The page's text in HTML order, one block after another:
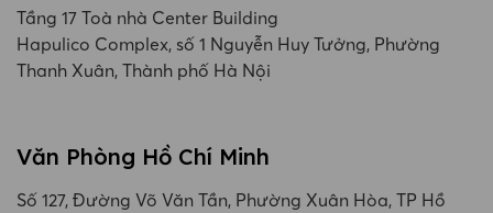
Tầng 17 Toà nhà Center Building
Hapulico Complex, số 1 Nguyễn Huy Tưởng, Phường
Thanh Xuân, Thành phố Hà Nội
Văn Phòng Hồ Chí Minh
Số 127, Đường Võ Văn Tần, Phường Xuân Hòa, TP Hồ